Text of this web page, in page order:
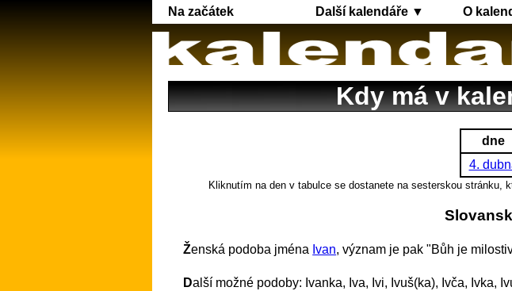
Na začátek Další kalendáře ▼ O
Kdy má v
dne
4.
Kliknutím na den v tabulce se dostanete na sesterskou stránku,
Ženská podoba jména Ivan, význam je pak "Bůh je
Další možné podoby: Ivanka, Iva, Ivi, Ivuš(ka), Ivča, Ivka,